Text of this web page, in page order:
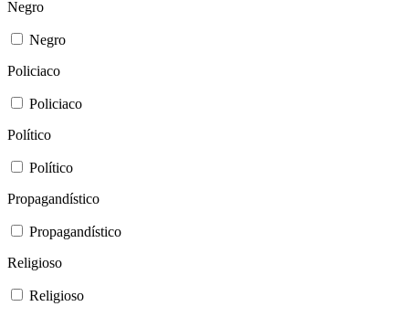
Negro
Negro
Policiaco
Policiaco
Político
Político
Propagandístico
Propagandístico
Religioso
Religioso